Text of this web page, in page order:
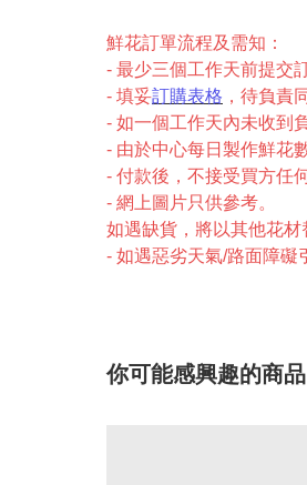
鮮花訂單流程及需知：
- 最少三個工作天前提交
- 填妥訂購表格 ，待負責
- 如一個工作天內未收到
- 由於中心每日製作鮮花
- 付款後，不接受買方任
- 網上圖片只供參考。
如遇缺貨，將以其他花材
- 如遇惡劣天氣/路面障礙
你可能感興趣的商品